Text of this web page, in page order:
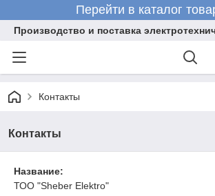
Перейти в каталог
Производство и поставка
Контакты
Контакты
Название:
ТОО "Sheber Elektro"